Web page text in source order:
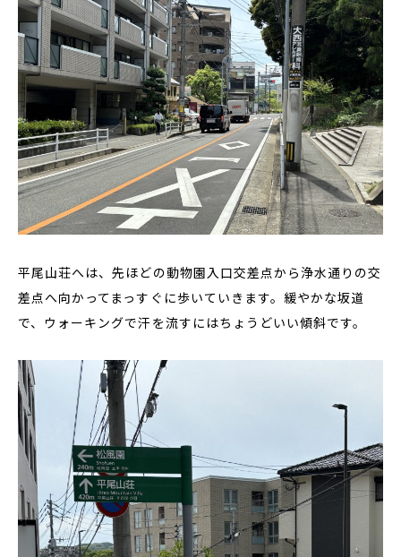
平尾山荘へは、先ほどの動物園入口交差点から浄水通りの交
差点へ向かってまっすぐに歩いていきます。緩やかな坂道
で、ウォーキングで汗を流すにはちょうどいい傾斜です。